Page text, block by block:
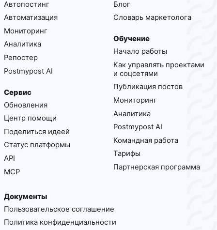
Автопостинг
Автоматизация
Мониторинг
Аналитика
Репостер
Postmypost AI
Сервис
Обновления
Центр помощи
Поделиться идеей
Статус платформы
API
MCP
Блог
Cловарь маркетолога
Обучение
Начало работы
Как управлять проектами
и соцсетями
Публикация постов
Мониторинг
Аналитика
Postmypost AI
Командная работа
Тарифы
Партнерская программа
Документы
Пользовательское соглашение
Политика конфиденциальности